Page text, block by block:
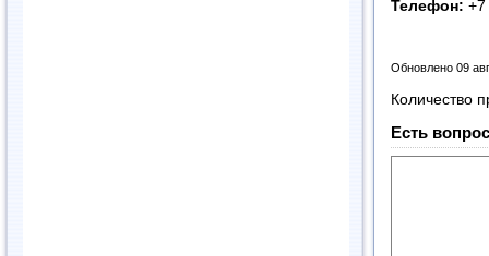
Телефон: +7
Обновлено 09
Количество
Есть